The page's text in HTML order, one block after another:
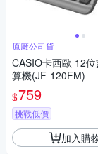
原廠公司貨
CASIO卡西歐 12
算機(JF-120FM)
$759
挑戰低價
加入購